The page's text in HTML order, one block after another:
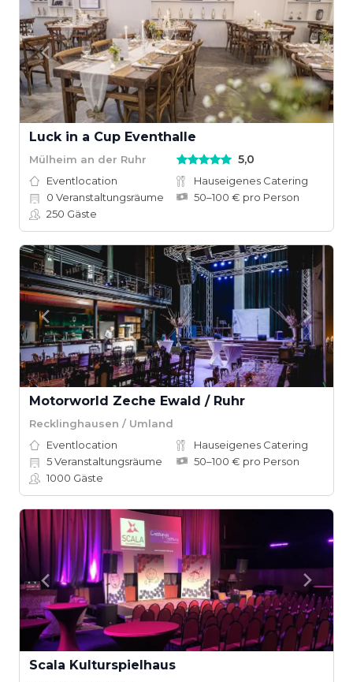
Luck in a Cup Eventhalle
Mülheim an der Ruhr 5,0
Eventlocation
Hauseigenes Catering
0 Veranstaltungsräume
50–100 € pro Person
250 Gäste
Motorworld Zeche Ewald / Ruhr
Recklinghausen / Umland
Eventlocation
Hauseigenes Catering
5Veranstaltungsräume
50–100 € pro Person
1000 Gäste
Scala Kulturspielhaus